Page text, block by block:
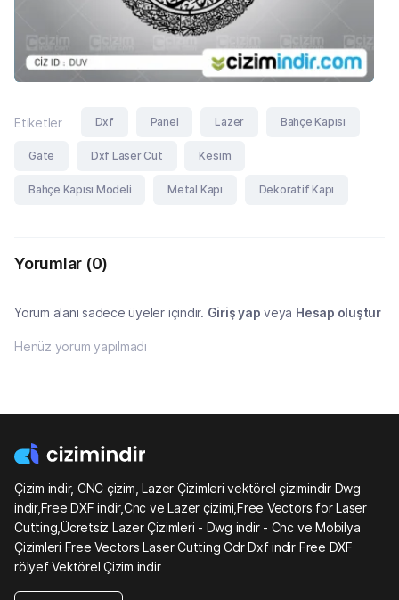
Etiketler Dxf Panel Lazer Bahçe Kapısı
Gate Dxf Laser Cut Kesim
Bahçe Kapısı Modeli Metal Kapı Dekoratif Kapı
Yorumlar (0)
Yorum alanı sadece üyeler içindir. Giriş yap veya Hesap oluştur
Henüz yorum yapılmadı
Çizim indir, CNC çizim, Lazer Çizimleri vektörel çizimindir Dwg
indir,Free DXF indir,Cnc ve Lazer çizimi,Free Vectors for Laser
Cutting,Ücretsiz Lazer Çizimleri - Dwg indir - Cnc ve Mobilya
Çizimleri Free Vectors Laser Cutting Cdr Dxf indir Free DXF
rölyef Vektörel Çizim indir